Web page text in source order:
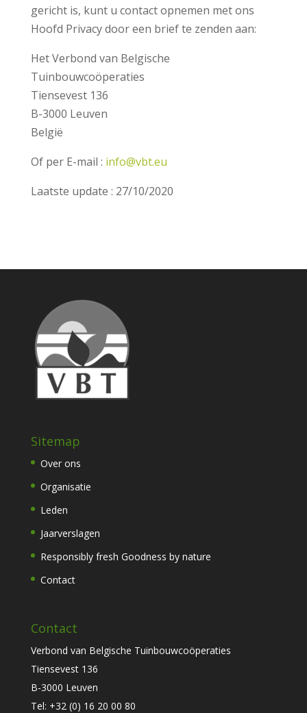
gericht is, kunt u contact opnemen met ons
Hoofd Privacy door een brief te zenden aan:
Het Verbond van Belgische
Tuinbouwcoöperaties
Tiensevest 136
B-3000 Leuven
België
Of per E-mail : info@vbt.eu
Laatste update : 27/10/2020
Sitemap
Over ons
Organisatie
Leden
Jaarverslagen
Responsibly fresh Goodness by nature
Contact
Contact
Verbond van Belgische Tuinbouwcoöperaties
Tiensevest 136
B-3000 Leuven
Tel: +32 (0) 16 20 00 80